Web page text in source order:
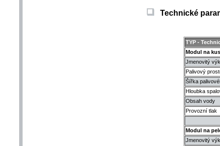
Technické
TYP -
Modul na
Jmenovitý
Palivový
Šířka
Hloubka
Obsah vody
Provozní tlak
Modul na
Jmenovitý